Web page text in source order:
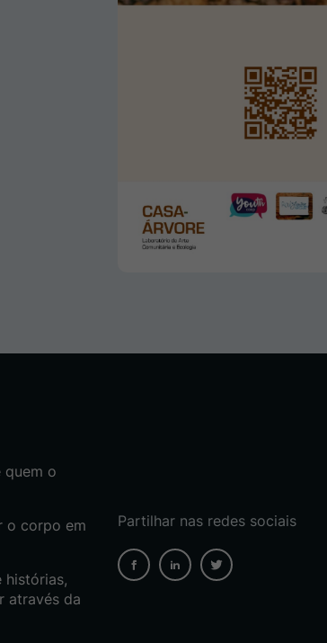
quem o
o corpo em
histórias,
através da
Partilhar nas redes sociais